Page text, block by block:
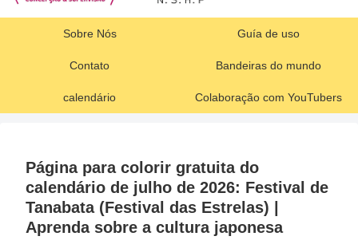
Sobre Nós Guía de uso
Contato Bandeiras do mundo
calendário Colaboração com YouTubers
Página para colorir gratuita do
calendário de julho de 2026: Festival de
Tanabata (Festival das Estrelas) |
Aprenda sobre a cultura japonesa